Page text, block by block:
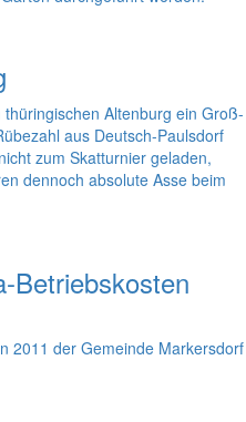
Altenburg ein Groß-
aus Deutsch-Paulsdorf
zum Skatturnier geladen,
dennoch absolute Asse beim
Betriebskosten
2011 der Gemeinde Markersdorf